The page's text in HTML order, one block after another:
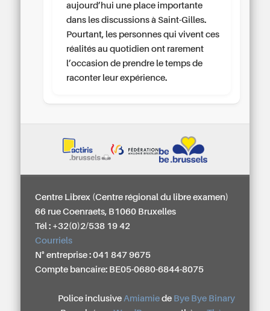
aujourd’hui une place importante
dans les discussions à Saint-Gilles.
Pourtant, les personnes qui vivent ces
réalités au quotidien ont rarement
l’occasion de prendre le temps de
raconter leur expérience.
Centre Librex (Centre régional du libre examen)
66 rue Coenraets, B1060 Bruxelles
Tél : +32(0)2/538 19 42
Courriels
N° entreprise : 041 847 9675
Compte bancaire: BE05-0680-6844-8075
Police inclusive Amiamiede Bye Bye Binary